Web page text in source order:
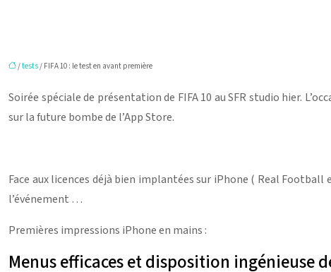
/tests/ FIFA 10 : le test en avant première
Soirée spéciale de présentation de FIFA 10 au SFR studio hier.
sur la future bombe de l’App Store.
Face aux licences déjà bien implantées sur iPhone ( Real Football
l’événement …
Premières impressions iPhone en mains :
Menus efficaces et disposition ingénieuse